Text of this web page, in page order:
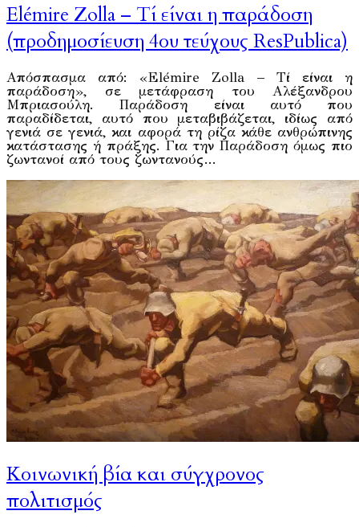
Elémire Zolla – Τί είναι η παράδοση
(προδημοσίευση 4ου τεύχους ResPublica)
Απόσπασμα από: «Elémire Zolla – Τί είναι η
παράδοση», σε μετάφραση του Αλέξανδρου
Μπριασούλη. Παράδοση είναι αυτό που
παραδίδεται, αυτό που μεταβιβάζεται, ιδίως από
γενιά σε γενιά, και αφορά τη ρίζα κάθε ανθρώπινης
κατάστασης ή πράξης. Για την Παράδοση όμως πιο
ζωντανοί από τους ζωντανούς…
Κοινωνική βία και σύγχρονος
πολιτισμός